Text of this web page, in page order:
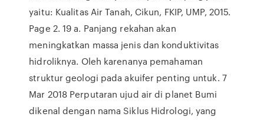
yaitu: Kualitas Air Tanah, Cikun, FKIP, UMP, 2015.
Page 2. 19 a. Panjang rekahan akan
meningkatkan massa jenis dan konduktivitas
hidroliknya. Oleh karenanya pemahaman
struktur geologi pada akuifer penting untuk. 7
Mar 2018 Perputaran ujud air di planet Bumi
dikenal dengan nama Siklus Hidrologi, yang